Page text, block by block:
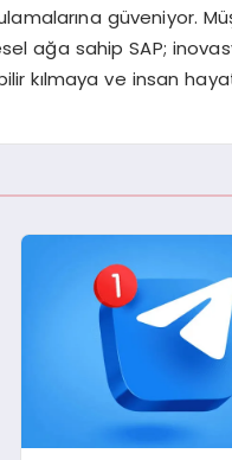
güveniyor.
ağa sahip SAP;
kılmaya ve insan